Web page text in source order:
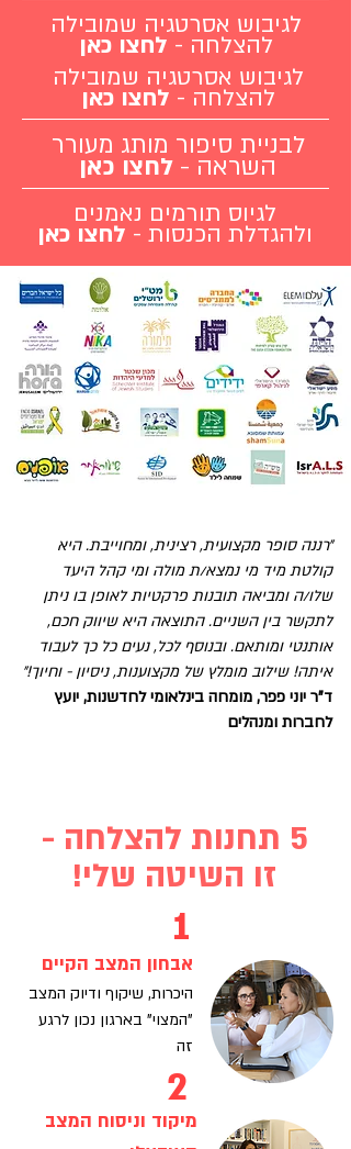
לגיבוש אסרטגיה שמובילה
להצלחה - לחצו כאן
לגיבוש אסרטגיה שמובילה
להצלחה - לחצו כאן
לבניית סיפור מותג מעורר
השראה - לחצו כאן
לגיוס תורמים נאמנים
ולהגדלת הכנסות - ​​ לחצו כאן
״רננה סופר מקצועית, רצינית, ומחוייבת. היא
קולטת מיד מי נמצא/ת מולה ומי קהל היעד
שלו/ה ומביאה תובנות פרקטיות לאופן בו ניתן
לתקשר בין השניים. התוצאה היא שיווק חכם,
אותנטי ומותאם. ובנוסף לכל, נעים כל כך לעבוד
איתה! שילוב מומלץ של מקצוענות, ניסיון - וחיוך!״
ד"ר יוני פפר, מומחה בינלאומי לחדשנות, יועץ
לחברות ומנהלים
5 תחנות להצלחה -
זו השיטה שלי!
1
2
מיקוד וניסוח המצב
אבחון המצב הקיים
היכרות, שיקוף ודיוק המצב
"המצוי" בארגון נכון לרגע
זה